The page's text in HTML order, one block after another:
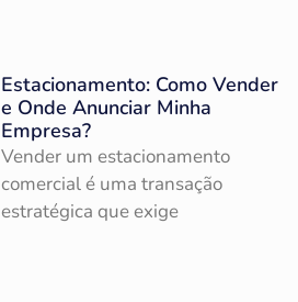
Estacionamento: Como Vender
e Onde Anunciar Minha
Empresa?
Vender um estacionamento
comercial é uma transação
estratégica que exige